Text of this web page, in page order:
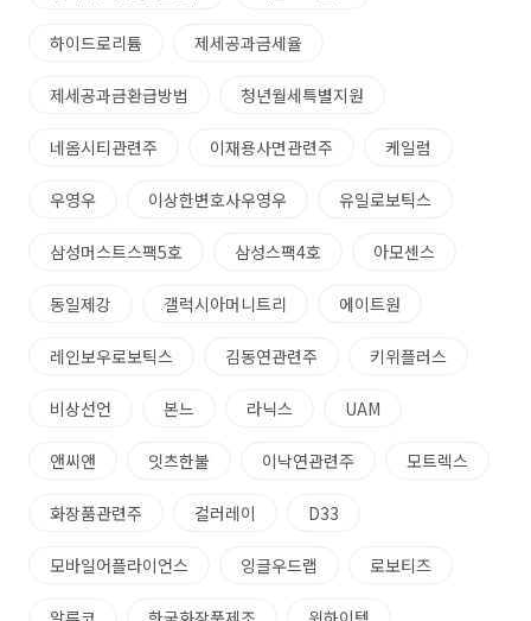
하이드로리튬 제세공과금세율
제세공과금환급방법 청년월세특별지원
네옴시티관련주 이재용사면관련주 케일럼
우영우 이상한변호사우영우 유일로보틱스
삼성머스트스팩5호 삼성스팩4호 아모센스
동일제강 갤럭시아머니트리 에이트원
레인보우로보틱스 김동연관련주 키위플러스
비상선언 본느 라닉스 UAM
앤씨앤 잇츠한불 이낙연관련주 모트렉스
화장품관련주 컬러레이 D33
모바일어플라이언스 잉글우드랩 로보티즈